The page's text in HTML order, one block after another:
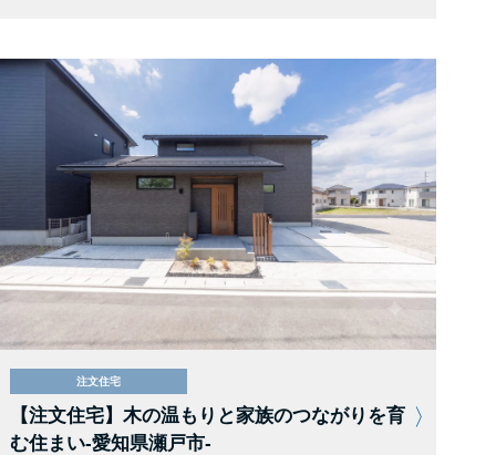
注文住宅
【注文住宅】木の温もりと家族のつながりを育
む住まい-愛知県瀬戸市-